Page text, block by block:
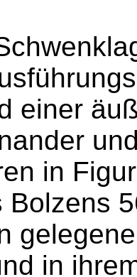
einer
in
Bolzens
in